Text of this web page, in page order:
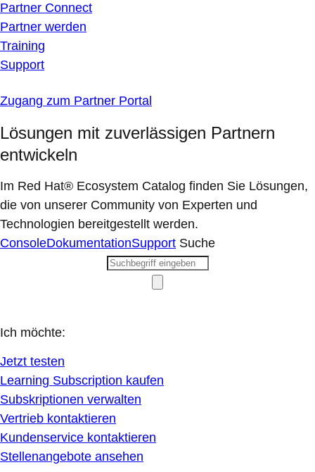
Partner Connect
Partner werden
Training
Support
Zugang zum Partner Portal
Lösungen mit zuverlässigen Partnern
entwickeln
Im Red Hat® Ecosystem Catalog finden Sie Lösungen,
die von unserer Community von Experten und
Technologien bereitgestellt werden.
ConsoleDokumentationSupport Suche
Ich möchte:
Jetzt testen
Learning Subscription kaufen
Subskriptionen verwalten
Vertrieb kontaktieren
Kundenservice kontaktieren
Stellenangebote ansehen